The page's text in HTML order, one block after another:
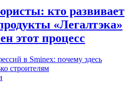
кто развивает
«Легалтэка»
этот процесс